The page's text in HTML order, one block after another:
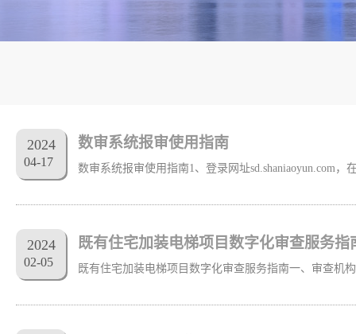
2024
04-17
数审系统报审使用指南
2024
02-05
既有住宅加装电梯项目数字化审查服务指